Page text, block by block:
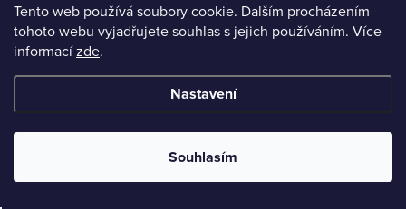
Tento web používá soubory cookie. Dalším procházením
tohoto webu vyjadřujete souhlas s jejich používáním. Více
informacízde.
Nastavení
Souhlasím